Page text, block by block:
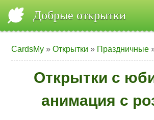
Добрые открытки
CardsMy »Открытки » Праздничные
Открытки с
анимация с